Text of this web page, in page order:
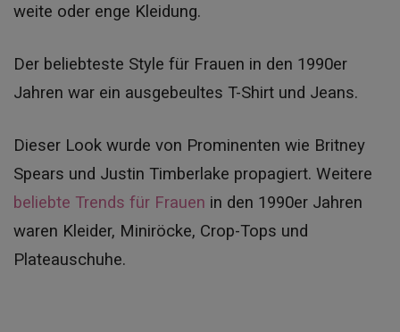
weite oder enge Kleidung.
Der beliebteste Style für Frauen in den 1990er
Jahren war ein ausgebeultes T-Shirt und Jeans.
Dieser Look wurde von Prominenten wie Britney
Spears und Justin Timberlake propagiert. Weitere
beliebte Trends für Frauen in den 1990er Jahren
waren Kleider, Miniröcke, Crop-Tops und
Plateauschuhe.